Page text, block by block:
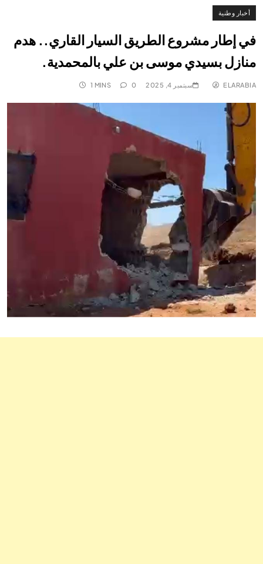
أخبار وطنية
في إطار مشروع الطريق السيار القاري.. هدم
منازل بسيدي موسى بن علي بالمحمدية.
ELARABIA سبتمبر 4, 2025 0
1 MINS